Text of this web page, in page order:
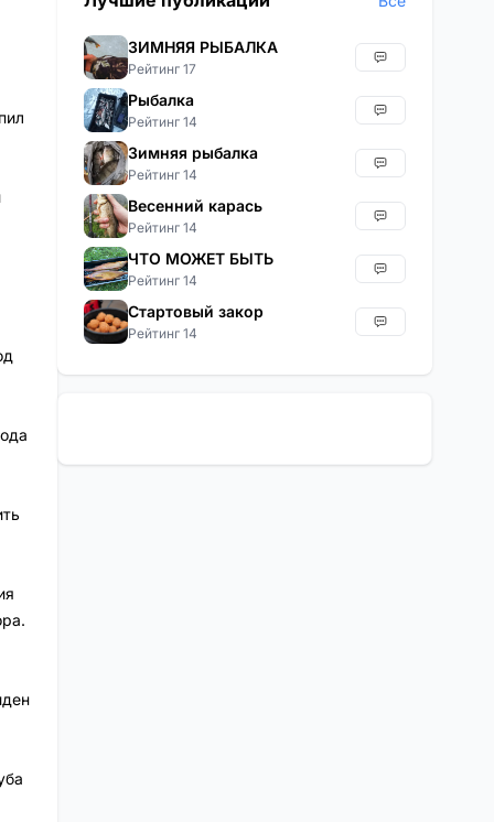
ЗИМНЯЯ РЫБАЛКА
Рейтинг 17
Рыбалка
Рейтинг 14
Зимняя рыбалка
Рейтинг 14
Весенний карась
Рейтинг 14
ЧТО МОЖЕТ БЫТЬ
Рейтинг 14
Стартовый закор
Рейтинг 14